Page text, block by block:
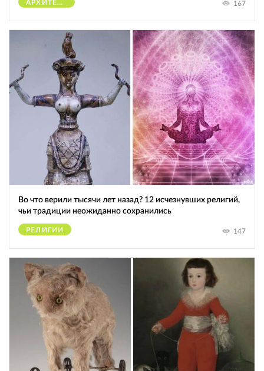
АРХИТЕКТУРА 167
Во что верили тысячи лет назад? 12 исчезнувших религий,
чьи традиции неожиданно сохранились
РЕЛИГИИ 147